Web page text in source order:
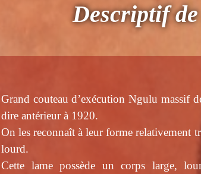
Descriptif
Grand couteau d’exécution Ngulu massif
dire antérieur à 1920.
On les reconnaît à leur forme relativement
lourd.
Cette lame possède un corps large,